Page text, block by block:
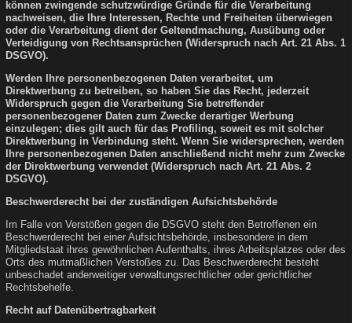
können zwingende schutzwürdige Gründe für die Verarbeitung
nachweisen, die Ihre Interessen, Rechte und Freiheiten überwiegen
oder die Verarbeitung dient der Geltendmachung, Ausübung oder
Verteidigung von Rechtsansprüchen (Widerspruch nach Art. 21 Abs. 1
DSGVO).
Werden Ihre personenbezogenen Daten verarbeitet, um
Direktwerbung zu betreiben, so haben Sie das Recht, jederzeit
Widerspruch gegen die Verarbeitung Sie betreffender
personenbezogener Daten zum Zwecke derartiger Werbung
einzulegen; dies gilt auch für das Profiling, soweit es mit solcher
Direktwerbung in Verbindung steht. Wenn Sie widersprechen, werden
Ihre personenbezogenen Daten anschließend nicht mehr zum Zwecke
der Direktwerbung verwendet (Widerspruch nach Art. 21 Abs. 2
DSGVO).
Beschwerderecht bei der zuständigen Aufsichtsbehörde
Im Falle von Verstößen gegen die DSGVO steht den Betroffenen ein
Beschwerderecht bei einer Aufsichtsbehörde, insbesondere in dem
Mitgliedstaat ihres gewöhnlichen Aufenthalts, ihres Arbeitsplatzes oder des
Orts des mutmaßlichen Verstoßes zu. Das Beschwerderecht besteht
unbeschadet anderweitiger verwaltungsrechtlicher oder gerichtlicher
Rechtsbehelfe.
Recht auf Datenübertragbarkeit